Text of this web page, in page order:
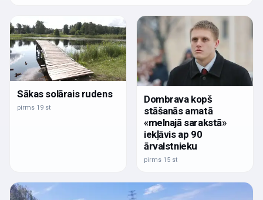
Sākas solārais rudens
pirms 19 st
Dombrava kopš
stāšanās amatā
«melnajā sarakstā»
iekļāvis ap 90
ārvalstnieku
pirms 15 st